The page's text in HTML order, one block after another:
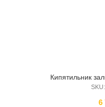
Кипятильник
SKU:
6